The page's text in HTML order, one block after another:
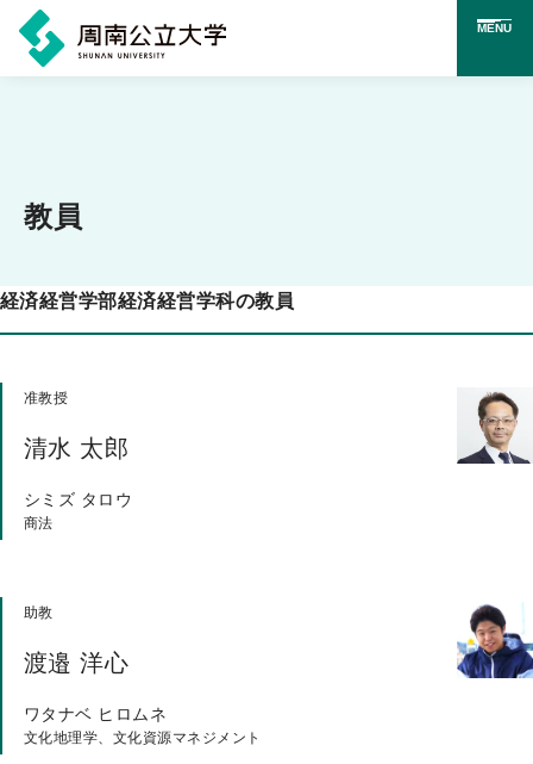
MENU
教員
経済経営学部経済経営学科の教員
准教授
清水 太郎
シミズ タロウ
商法
助教
渡邉 洋心
ワタナベ ヒロムネ
文化地理学、文化資源マネジメント